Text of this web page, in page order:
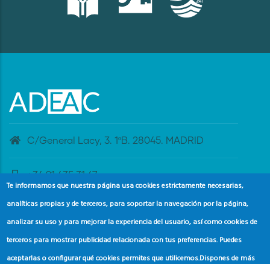
C/General Lacy, 3. 1ºB. 28045. MADRID
+34 91 435 31 47
banderaazul@adeac.es
Te informamos que nuestra página usa cookies estrictamente necesarias,
analíticas propias y de terceros, para soportar la navegación por la página,
analizar su uso y para mejorar la experiencia del usuario, así como cookies de
terceros para mostrar publicidad relacionada con tus preferencias. Puedes
aceptarlas o configurar qué cookies permites que utilicemos.Dispones de más